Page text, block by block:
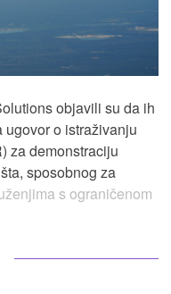
objavili su da ih
o istraživanju
za demonstraciju
sposobnog za
s ograničenom